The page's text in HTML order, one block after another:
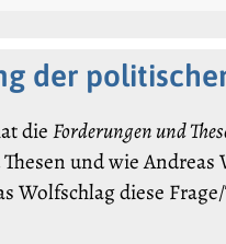
der
dieForderungen und
und wie
Wolfschlag diese